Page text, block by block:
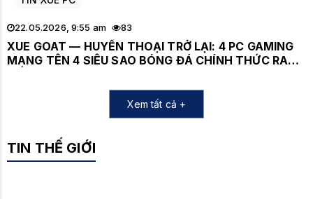
22.05.2026, 9:55 am 83
XUE GOAT — HUYỀN THOẠI TRỞ LẠI: 4 PC GAMING
MANG TÊN 4 SIÊU SAO BÓNG ĐÁ CHÍNH THỨC RA
Xem tất cả +
TIN THẾ GIỚI